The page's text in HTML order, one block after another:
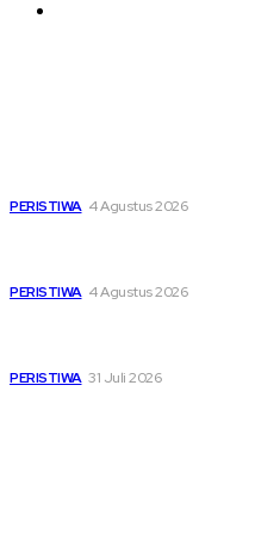
PERISTIWA 4 Agustus 2026
PERISTIWA 4 Agustus 2026
PERISTIWA 31 Juli 2026